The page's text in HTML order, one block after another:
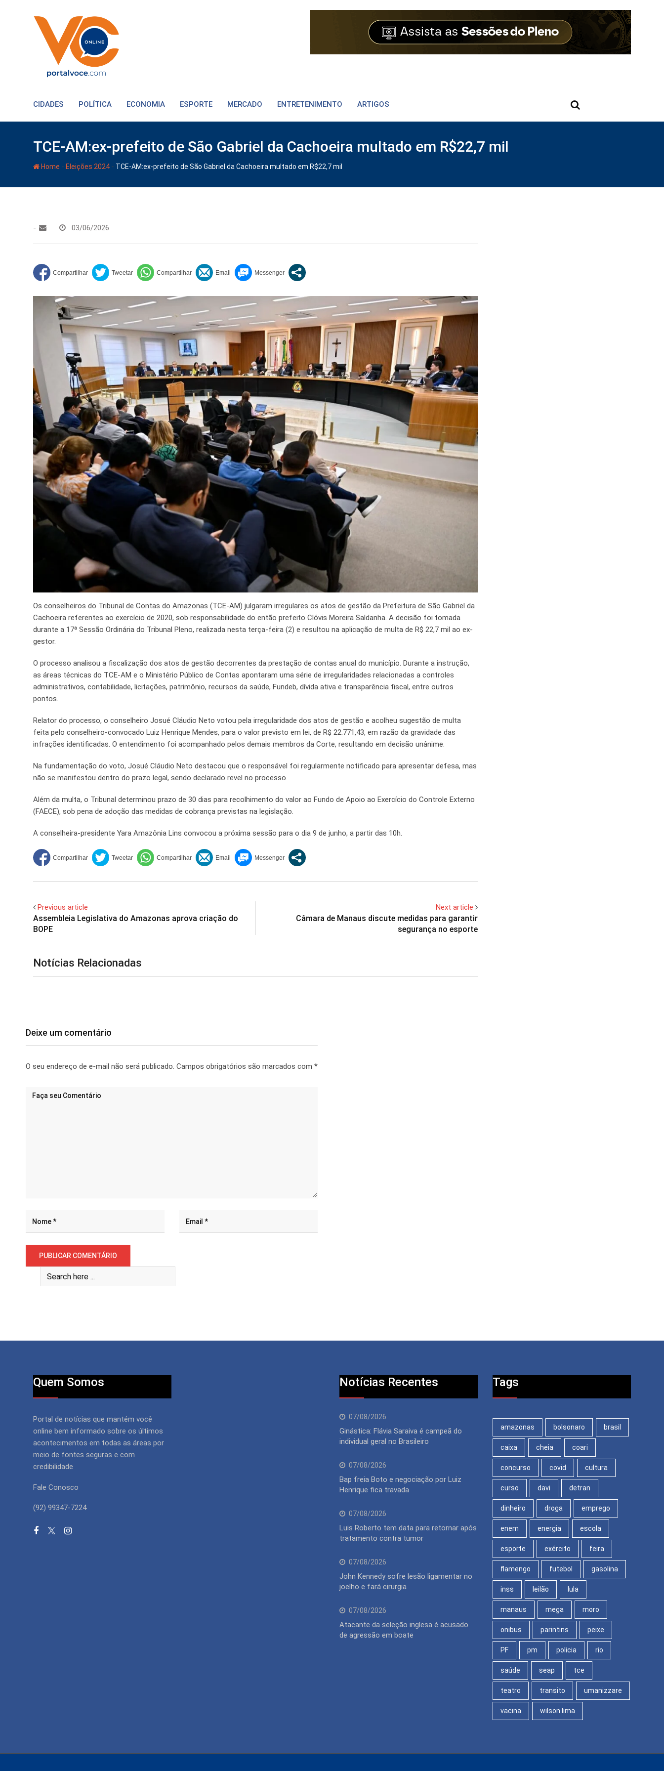
CIDADES POLÍTICA ECONOMIA ESPORTE MERCADO ENTRETENIMENTO ARTIGOS
TCE-AM:ex-prefeito de São Gabriel da Cachoeira multado em R$22,7 mil
Home - Eleições 2024 - TCE-AM:ex-prefeito de São Gabriel da Cachoeira multado em R$22,7 mil
- 03/06/2026
Os conselheiros do Tribunal de Contas do Amazonas (TCE-AM) julgaram irregulares os atos de gestão da Prefeitura de São Gabriel da
Cachoeira referentes ao exercício de 2020, sob responsabilidade do então prefeito Clóvis Moreira Saldanha. A decisão foi tomada
durante a 17ª Sessão Ordinária do Tribunal Pleno, realizada nesta terça-feira (2) e resultou na aplicação de multa de R$ 22,7 mil ao ex-
gestor.
O processo analisou a fiscalização dos atos de gestão decorrentes da prestação de contas anual do município. Durante a instrução,
as áreas técnicas do TCE-AM e o Ministério Público de Contas apontaram uma série de irregularidades relacionadas a controles
administrativos, contabilidade, licitações, patrimônio, recursos da saúde, Fundeb, dívida ativa e transparência fiscal, entre outros
pontos.
Relator do processo, o conselheiro Josué Cláudio Neto votou pela irregularidade dos atos de gestão e acolheu sugestão de multa
feita pelo conselheiro-convocado Luiz Henrique Mendes, para o valor previsto em lei, de R$ 22.771,43, em razão da gravidade das
infrações identificadas. O entendimento foi acompanhado pelos demais membros da Corte, resultando em decisão unânime.
Na fundamentação do voto, Josué Cláudio Neto destacou que o responsável foi regularmente notificado para apresentar defesa, mas
não se manifestou dentro do prazo legal, sendo declarado revel no processo.
Além da multa, o Tribunal determinou prazo de 30 dias para recolhimento do valor ao Fundo de Apoio ao Exercício do Controle Externo
(FAECE), sob pena de adoção das medidas de cobrança previstas na legislação.
A conselheira-presidente Yara Amazônia Lins convocou a próxima sessão para o dia 9 de junho, a partir das 10h.
Previous article
Assembleia Legislativa do Amazonas aprova criação do
BOPE
Next article
Câmara de Manaus discute medidas para garantir
segurança no esporte
Notícias Relacionadas
Deixe um comentário
O seu endereço de e-mail não será publicado. Campos obrigatórios são marcados com *
Quem Somos
Portal de notícias que mantém você
online bem informado sobre os últimos
acontecimentos em todas as áreas por
meio de fontes seguras e com
credibilidade
Fale Conosco
(92) 99347-7224
Notícias Recentes
07/08/2026
Ginástica: Flávia Saraiva é campeã do
individual geral no Brasileiro
07/08/2026
Bap freia Boto e negociação por Luiz
Henrique fica travada
07/08/2026
Luis Roberto tem data para retornar após
tratamento contra tumor
07/08/2026
John Kennedy sofre lesão ligamentar no
joelho e fará cirurgia
07/08/2026
Atacante da seleção inglesa é acusado
de agressão em boate
Tags
amazonas bolsonaro brasil
caixa cheia coari
concurso covid cultura
curso davi detran
dinheiro droga emprego
enem energia escola
esporte exército feira
flamengo futebol gasolina
inss leilão lula
manaus mega moro
onibus parintins peixe
PF pm policia rio
saúde seap tce
teatro transito umanizzare
vacina wilson lima